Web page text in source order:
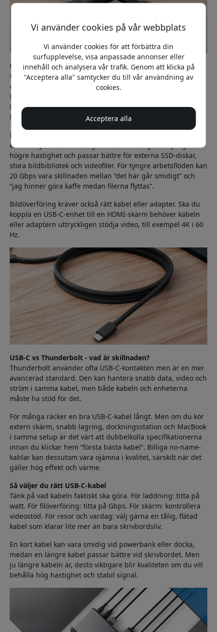
Laddning, data och bild kräver olika saker
För vardagsladdning är det ofta watt-talet som spelar störst
roll. En USB-C-kabel med stöd för 100 W laddning passar
bra till många laptops, dockningsstationer och kraftigare
laddare. Ska du däremot bara ladda en iPhone eller iPad
behöver du sällan maxa allt.
Data är en annan grej. USB 2.0 är långsamt men duger för
enklare synk och laddning. USB 3.2 Gen 2 ger betydligt
högre hastighet och passar bättre för externa SSD-diskar,
stora bildbibliotek och videofiler. För tyngre arbetsflöden kan
20 Gbps vara skillnaden mellan “det här går smidigt” och
“jag hinner göra kaffe medan filerna flyttas”.
Bildöverföring kräver också rätt kabel eller adapter. Ska du
koppla en USB-C-enhet till en HDMI-skärm behöver kabeln
eller adaptern uttryckligen stödja video, till exempel 4K i 60
Hz.
USB-C vs Thunderbolt - vad är skillnaden?
Thunderbolt använder ofta USB-C-kontakten men är en mer
avancerad standard. Den kan hantera snabb data, video och
ström i samma kabel, men både kabeln och enheterna
måste ha stöd för det.
För många räcker en bra USB-C-kabel långt. Men om du kör
extern skärm, snabb lagring, dockningsstation och MacBook
i samma setup är det värt att dubbelkolla specifikationerna
innan du klickar hem “första bästa kabel”. Billiga no-name-
kablar kan dessutom vara ojämna i kvalitet, särskilt när det
gäller hög effekt och värme.
Så väljer du rätt USB-C-kabel
Tänk på vad kabeln faktiskt ska göra. För laddning: titta på
watt. För filöverföring: titta på Gbps. För skärm: kontrollera
videostöd. För resor och vardag: välj gärna en tålig, flätad
kabel som klarar lite mer än bara skrivbordsliv.
En kort kabel kan vara smidig vid powerbank eller docka,
medan en längre kabel passar bättre vid skrivbordet. Men
ju längre kabeln är, desto viktigare blir kvaliteten om du vill
behålla hög hastighet och stabil signal.
Vi använder cookies på vår webbplats
Vi använder cookies för att förbättra din
surfupplevelse, visa anpassade annonser eller
innehåll och analysera vår trafik. Genom att klicka på
"Acceptera alla" samtycker du till vår användning av
cookies.
Acceptera alla